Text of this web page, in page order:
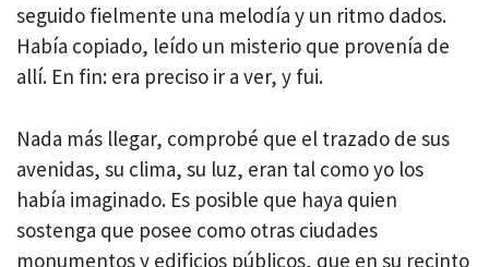
seguido fielmente una melodía y un ritmo dados.
Había copiado, leído un misterio que provenía de
allí. En fin: era preciso ir a ver, y fui.
Nada más llegar, comprobé que el trazado de sus
avenidas, su clima, su luz, eran tal como yo los
había imaginado. Es posible que haya quien
sostenga que posee como otras ciudades
monumentos y edificios públicos, que en su recinto